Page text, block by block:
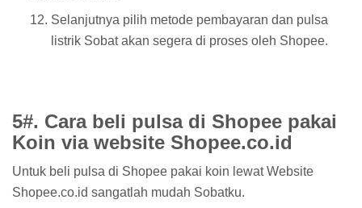
Selanjutnya pilih metode pembayaran dan pulsa
listrik Sobat akan segera di proses oleh Shopee.
5#. Cara beli pulsa di Shopee pakai
Koin via website Shopee.co.id
Untuk beli pulsa di Shopee pakai koin lewat Website
Shopee.co.id sangatlah mudah Sobatku.